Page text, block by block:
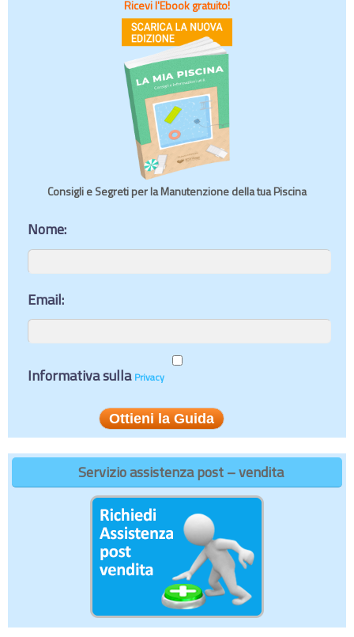
Ricevi l'Ebook gratuito!
Consigli e Segreti per la Manutenzione della tua Piscina
Nome:
Email:
Informativa sulla Privacy
Servizio assistenza post – vendita